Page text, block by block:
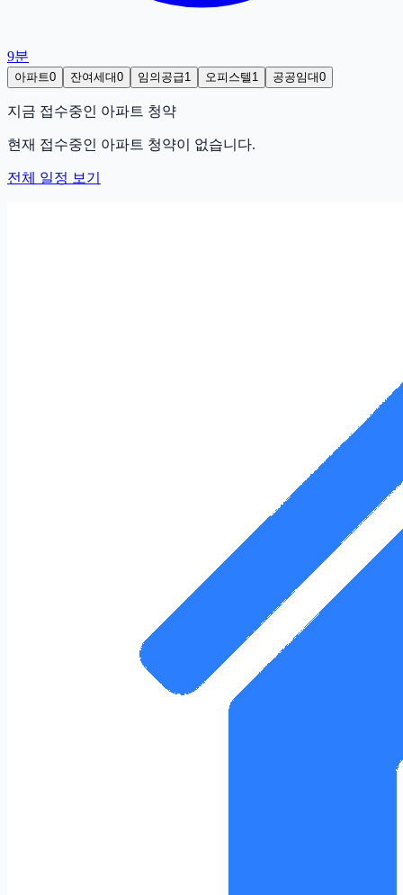
9분
아파트0 잔여세대0 임의공급1 오피스텔 1 공공임대0
지금 접수중인 아파트 청약
현재 접수중인 아파트 청약이 없습니다.
전체 일정 보기